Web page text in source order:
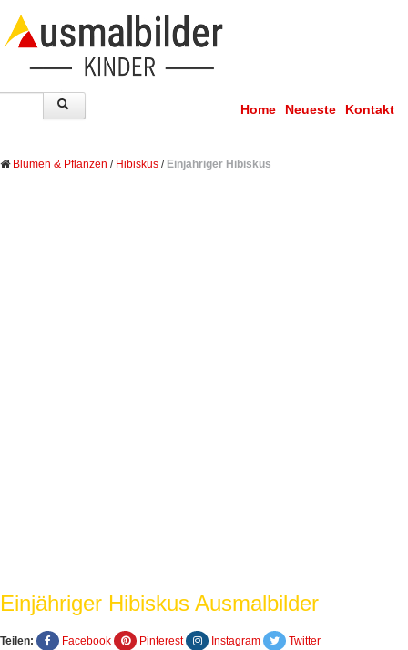
Home Neueste Kontakt
Blumen & Pflanzen / Hibiskus / Einjähriger Hibiskus
Einjähriger Hibiskus Ausmalbilder
Teilen: Facebook Pinterest Instagram Twitter